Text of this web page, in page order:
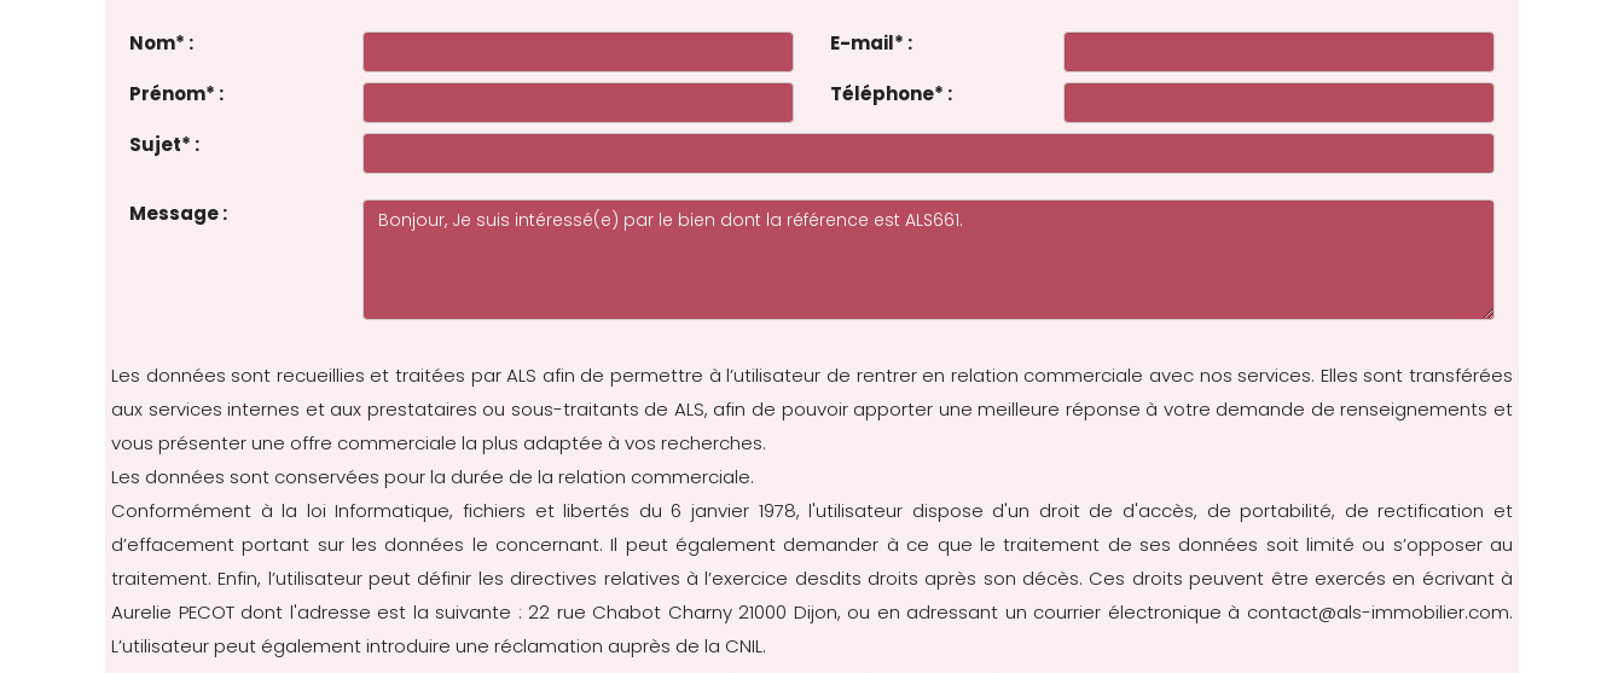
Nom* : E-mail* :
Prénom* : Téléphone* :
Sujet* :
Message :
Les données sont recueillies et traitées par ALS afin de permettre à l’utilisateur de rentrer en relation commerciale avec nos services. Elles sont transférées
aux services internes et aux prestataires ou sous-traitants de ALS, afin de pouvoir apporter une meilleure réponse à votre demande de renseignements et
vous présenter une offre commerciale la plus adaptée à vos recherches.
Les données sont conservées pour la durée de la relation commerciale.
Conformément à la loi Informatique, fichiers et libertés du 6 janvier 1978, l'utilisateur dispose d'un droit de d'accès, de portabilité, de rectification et
d’effacement portant sur les données le concernant. Il peut également demander à ce que le traitement de ses données soit limité ou s’opposer au
traitement. Enfin, l’utilisateur peut définir les directives relatives à l’exercice desdits droits après son décès. Ces droits peuvent être exercés en écrivant à
Aurelie PECOT dont l'adresse est la suivante : 22 rue Chabot Charny 21000 Dijon, ou en adressant un courrier électronique à contact@als-immobilier.com.
L’utilisateur peut également introduire une réclamation auprès de la CNIL.